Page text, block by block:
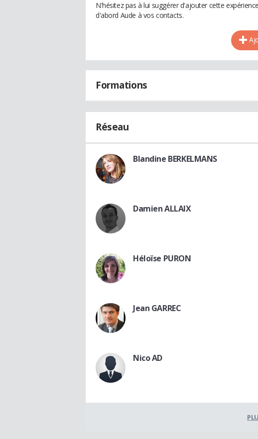
N'hésitez pas à lui suggérer d'ajouter cette
d'abord Aude à vos contacts.
Formations
Réseau
Blandine BERKELMANS
Damien ALLAIX
Héloïse PURON
Jean GARREC
Nico AD